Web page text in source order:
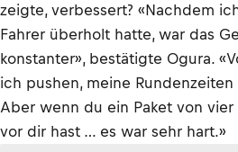
zeigte, verbessert? «Nachdem
Fahrer überholt hatte, war das
konstanter», bestätigte Ogura.
ich pushen, meine
Aber wenn du ein Paket von vier
vor dir hast … es war sehr hart.»